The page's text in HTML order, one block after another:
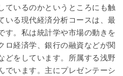
ているのかというところにも触
いる現代経済分析コースは、最
す。私は統計学や市場の動きを
ロ経済学、銀行の融資などが関
どをしています。所属する浅野
でいます。主にプレゼンテーシ